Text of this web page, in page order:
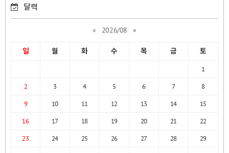
달력
« 2026/08 »
일 월 화 수 목 금 토
1
2
3 4 5 6 7
8
9
10 11 12 13 14
15
16
17 18 19 20 21
22
23
24 25 26 27 28
29